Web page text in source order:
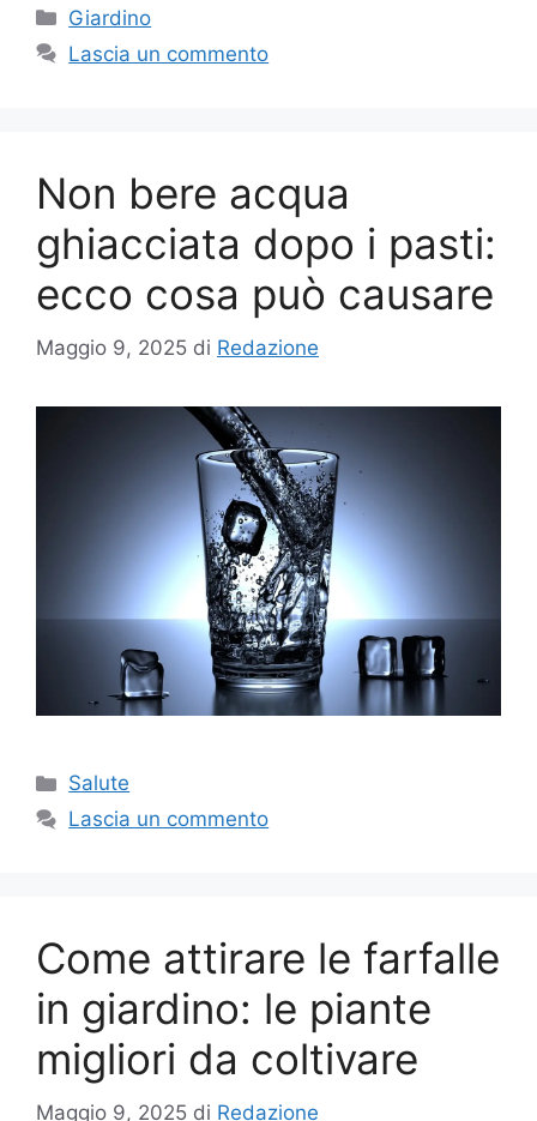
Categorie
Giardino
Lascia un commento
Non bere acqua
ghiacciata dopo i pasti:
ecco cosa può causare
Maggio 9, 2025 di Redazione
Categorie
Salute
Lascia un commento
Come attirare le farfalle
in giardino: le piante
migliori da coltivare
Maggio 9, 2025 di Redazione